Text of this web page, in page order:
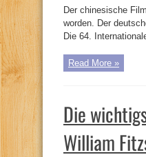
Der chinesische
worden. Der
Die 64.
Read More »
Die
William